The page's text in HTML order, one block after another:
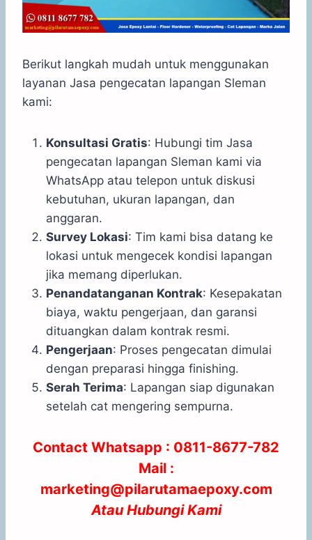
Berikut langkah mudah untuk menggunakan
layanan Jasa pengecatan lapangan Sleman
kami:
Konsultasi Gratis: Hubungi tim Jasa
pengecatan lapangan Sleman kami via
WhatsApp atau telepon untuk diskusi
kebutuhan, ukuran lapangan, dan
anggaran.
Survey Lokasi: Tim kami bisa datang ke
lokasi untuk mengecek kondisi lapangan
jika memang diperlukan.
Penandatanganan Kontrak: Kesepakatan
biaya, waktu pengerjaan, dan garansi
dituangkan dalam kontrak resmi.
Pengerjaan: Proses pengecatan dimulai
dengan preparasi hingga finishing.
Serah Terima: Lapangan siap digunakan
setelah cat mengering sempurna.
Contact Whatsapp : 0811-8677-782
Mail :
marketing@pilarutamaepoxy.com
Atau Hubungi Kami